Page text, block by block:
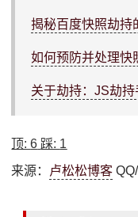
揭秘百度快照劫持
如何预防并处理快
关于劫持：JS劫持
顶:6 踩: 1
来源： 卢松松博客